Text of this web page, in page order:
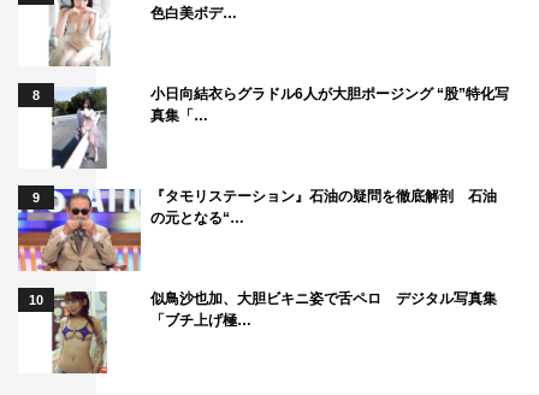
色白美ボデ…
8
小日向結衣らグラドル6人が大胆ポージング “股”特化写
真集「…
9
『タモリステーション』石油の疑問を徹底解剖 石油
の元となる“…
10
似鳥沙也加、大胆ビキニ姿で舌ペロ デジタル写真集
「ブチ上げ極…